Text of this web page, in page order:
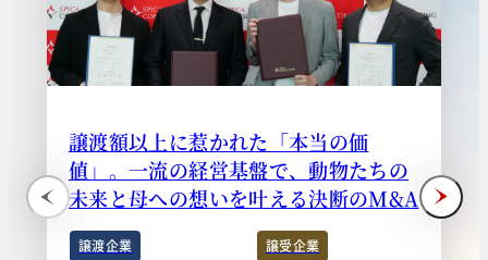
譲渡額以上に惹かれた「本当の価
値」。一流の経営基盤で、動物たちの
未来と母への想いを叶える決断のM&A
譲渡企業
譲受企業